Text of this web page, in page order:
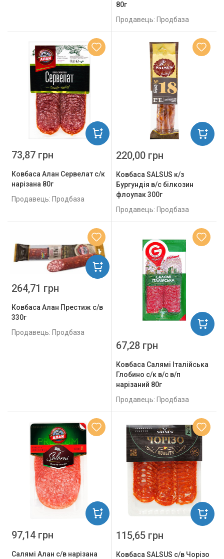
80г
Продавець: Продбаза
Ковбаса Алан Сервелат с/к
нарізана 80г
Продавець: Продбаза
73,87 грн
Ковбаса SALSUS к/з
Бургундія в/с білкозин
флоупак 300г
Продавець: Продбаза
220,00 грн
Ковбаса Алан Престиж с/в
330г
Продавець: Продбаза
264,71 грн
Ковбаса Салямі Італійська
Глобино с/к в/с в/п
нарізаний 80г
Продавець: Продбаза
67,28 грн
Салямі Алан с/в нарізана
97,14 грн
Ковбаса SALSUS с/в Чорізо
115,65 грн